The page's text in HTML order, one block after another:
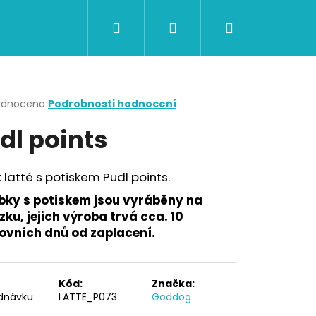
CERTIFIKÁTY A POUKAZY BAZAR
Přihlášení
Podrobnosti hodnocení
points
latté s potiskem Pudl points.
s potiskem jsou vyráběny na
jejich výroba trvá cca. 10
dnů od zaplacení.
Kód:
LATTE_P073
Značka:
Goddog
Následující